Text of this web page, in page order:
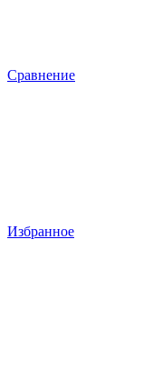
Сравнение
Избранное